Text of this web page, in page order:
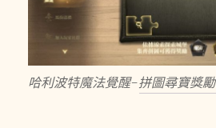
哈利波特魔法覺醒-拼圖尋寶獎勵